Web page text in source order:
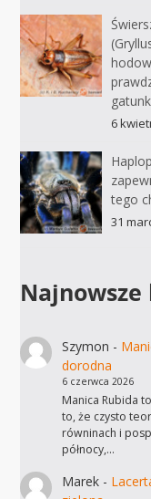
6
tego
31
Szymon -
dorodna
6 czerwca 2026
Manica Rubida
to, że czysto
równinach i
północy,…
Marek-